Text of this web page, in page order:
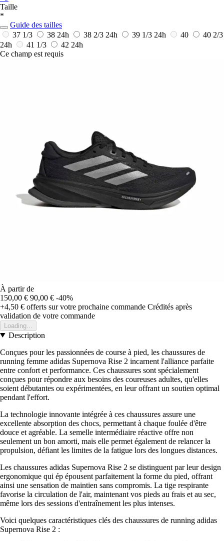
Taille
*
Guide des tailles
37 1/3
38 24h 38 2/3 24h 39 1/3 24h 40
40 2/3
24h
41 1/3 42 24h
Ce champ est requis
À partir de
150,00 € 90,00 € -40%
+4,50 € offerts sur votre prochaine commande Crédités après
validation de votre commande
Loading...
Description
Conçues pour les passionnées de course à pied, les chaussures de
running femme adidas Supernova Rise 2 incarnent l'alliance parfaite
entre confort et performance. Ces chaussures sont spécialement
conçues pour répondre aux besoins des coureuses adultes, qu'elles
soient débutantes ou expérimentées, en leur offrant un soutien optimal
pendant l'effort.
La technologie innovante intégrée à ces chaussures assure une
excellente absorption des chocs, permettant à chaque foulée d'être
douce et agréable. La semelle intermédiaire réactive offre non
seulement un bon amorti, mais elle permet également de relancer la
propulsion, défiant les limites de la fatigue lors des longues distances.
Les chaussures adidas Supernova Rise 2 se distinguent par leur design
ergonomique qui ép épousent parfaitement la forme du pied, offrant
ainsi une sensation de maintien sans compromis. La tige respirante
favorise la circulation de l'air, maintenant vos pieds au frais et au sec,
même lors des sessions d'entraînement les plus intenses.
Voici quelques caractéristiques clés des chaussures de running adidas
Supernova Rise 2 :